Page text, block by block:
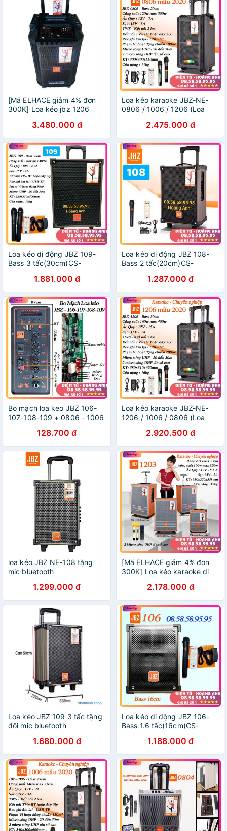
[Mã ELHACE giảm 4% đơn
300K] Loa kéo jbz 1206
3.480.000 đ
Loa kéo karaoke JBZ-NE-
0806 / 1006 / 1206 (Loa
120w max 300w) tặng 2
Micro UHF- Kim loại
2.475.000 đ
Loa kéo di động JBZ 109-
Bass 3 tấc(30cm)CS-
Dây+Remto+adapter
sạc+dây tín hiệu
tivi(107+108+106)
1.881.000 đ
Loa kéo di động JBZ 108-
Bass 2 tấc(20cm)CS-
Dây+Remto+adapter
sạc+dây tín hiệu
tivi(107+106+109)
1.287.000 đ
Bo mạch loa keo JBZ 106-
107-108-109 + 0806 - 1006
128.700 đ
Loa kéo karaoke JBZ-NE-
1206 / 1006 / 0806 (Loa
160w max 400w) tặng 2
Micro UHF- Kim loại
2.920.500 đ
loa kéo JBZ NE-108 tặng
mic bluetooth
1.299.000 đ
[Mã ELHACE giảm 4% đơn
300K] Loa kéo karaoke di
(0803-1003-0603) kèm 2
micro nhôm UHF không dây
2.178.000 đ
Loa kéo JBZ 109 3 tấc tặng
đôi mic bluetooth
1.680.000 đ
Loa kéo di động JBZ 106-
Bass 1.6 tấc(16cm)CS-
Dây+Remto+adapter
sạc+dây tín hiệu
tivi(107+108+109)
1.188.000 đ